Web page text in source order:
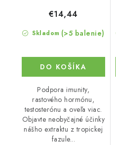
Skladom (>5 balenie)
€14,44
DO KOŠÍKA
Podpora imunity,
rastového hormónu,
testosterónu a oveľa viac.
Objavte neobyčajné účinky
nášho extraktu z tropickej
fazule...